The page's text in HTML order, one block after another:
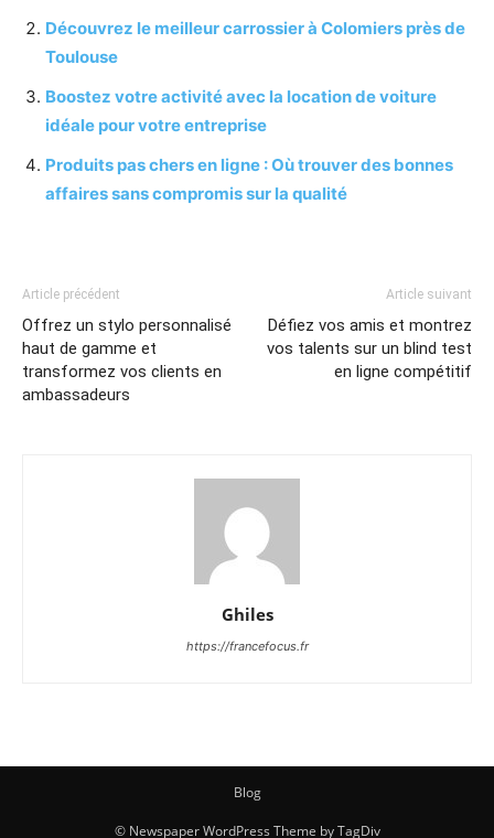
Découvrez le meilleur carrossier à Colomiers près de
Toulouse
Boostez votre activité avec la location de voiture
idéale pour votre entreprise
Produits pas chers en ligne : Où trouver des bonnes
affaires sans compromis sur la qualité
Article précédent
Offrez un stylo personnalisé
haut de gamme et
transformez vos clients en
ambassadeurs
Article suivant
Défiez vos amis et montrez
vos talents sur un blind test
en ligne compétitif
Ghiles
https://francefocus.fr
Blog
© Newspaper WordPress Theme by TagDiv